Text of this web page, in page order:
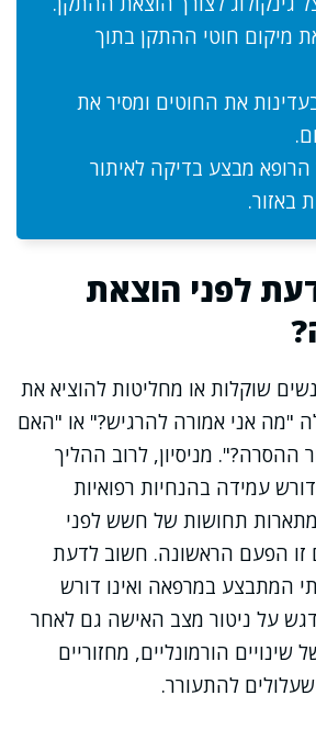
מיקום חוטי ההתקן בתוך
את החוטים ומסיר את
מבצע בדיקה לאיתור
באזור.
לפני הוצאת
שוקלות או מחליטות להוציא את
"מה אני אמורה להרגיש?" או "האם
ההסרה?". מניסיון, לרוב ההליך
עמידה בהנחיות רפואיות
מתארות תחושות של חשש לפני
זו הפעם הראשונה. חשוב לדעת
המתבצע במרפאה ואינו דורש
דגש על ניטור מצב האישה גם לאחר
הורמונליים, מחזוריים
להתעורר.